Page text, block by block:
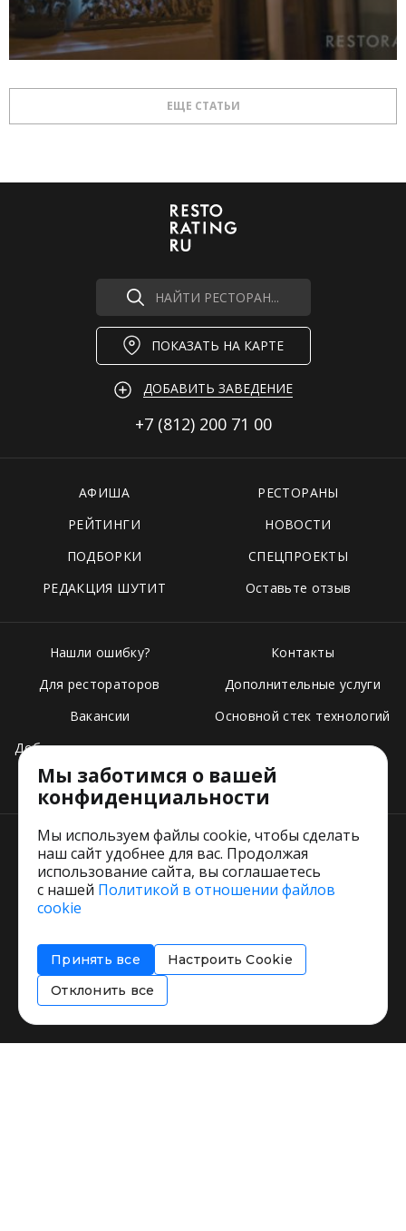
ЕЩЕ СТАТЬИ
НАЙТИ РЕСТОРАН...
ПОКАЗАТЬ НА КАРТЕ
ДОБАВИТЬ ЗАВЕДЕНИЕ
+7 (812) 200 71 00
АФИША
РЕСТОРАНЫ
РЕЙТИНГИ
НОВОСТИ
ПОДБОРКИ
СПЕЦПРОЕКТЫ
РЕДАКЦИЯ ШУТИТ
Оставьте отзыв
Нашли ошибку?
Для рестораторов
Вакансии
Добавить свое заведение
Тарифы
Контакты
Дополнительные услуги
Основной стек технологий
Пользовательское соглашение
Соглашение об информировании
Политика использования cookies
Мы заботимся о вашей
конфиденциальности
Мы используем файлы cookie, чтобы сделать
наш сайт удобнее для вас. Продолжая
использование сайта, вы соглашаетесь
с нашей Политикой в отношении файлов
cookie
Принять все
Настроить Cookie
Отклонить все